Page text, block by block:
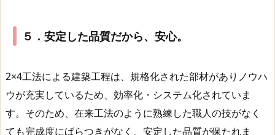
５．安定した品質だから、安心。
2×4工法による建築工程は、規格化された部材がありノウハ
ウが充実しているため、効率化・システム化されていま
す。そのため、在来工法のように熟練した職人の技がなく
ても完成度にばらつきがなく、安定した品質が保たれま